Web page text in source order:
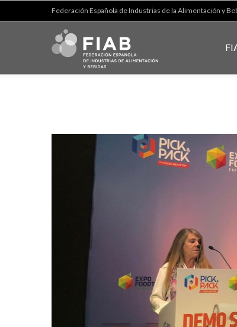
Federación Española de Industrias de la Alimentación y